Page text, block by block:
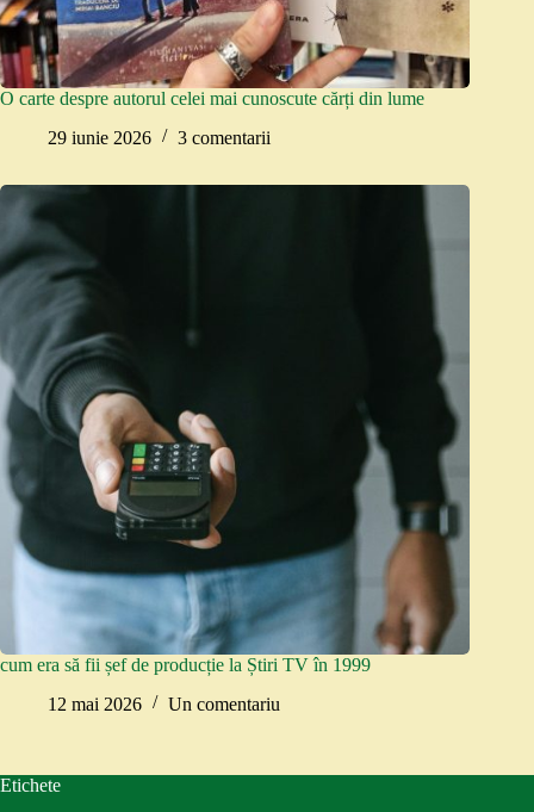
O carte despre autorul celei mai cunoscute cărți din lume
29 iunie 2026
3 comentarii
cum era să fii șef de producție la Știri TV în 1999
12 mai 2026
Un comentariu
Etichete